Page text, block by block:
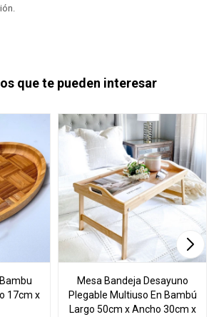
que te pueden interesar
17cm x
Mesa Bandeja Desayuno
Plegable Multiuso En Bambú
Largo 50cm x Ancho 30cm x